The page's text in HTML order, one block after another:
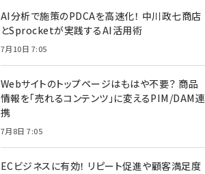
AI分析で施策のPDCAを高速化！ 中川政七商店
とSprocketが実践するAI活用術
7月10日 7:05
Webサイトのトップページはもはや不要？ 商品
情報を「売れるコンテンツ」に変えるPIM/DAM連
携
7月8日 7:05
ECビジネスに有効！ リピート促進や顧客満足度